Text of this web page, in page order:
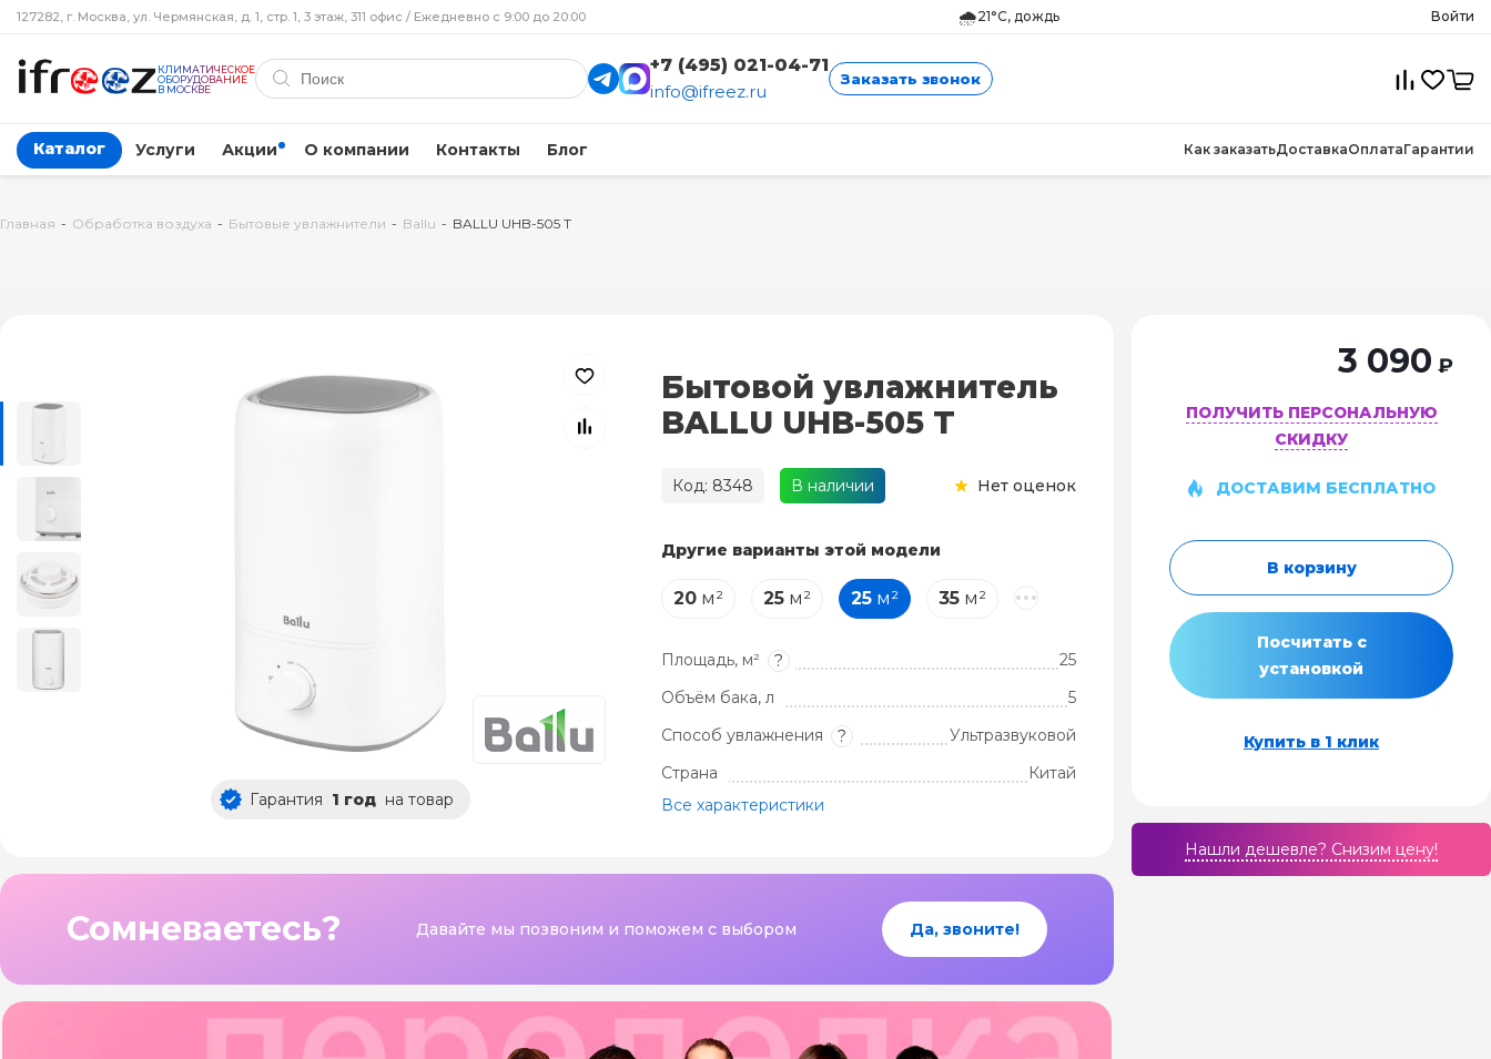
127282, г. Москва, ул. Чермянская, д. 1, стр. 1, 3 этаж, 311 офис / Ежедневно с 9:00 до 20:00 🌧️21°C, дождь Войти
КЛИМАТИЧЕСКОЕ
ОБОРУДОВАНИЕ
В МОСКВЕ
+7 (495) 021-04-71
info@ifreez.ru
Заказать звонок
Каталог Услуги Акции О компании Контакты Блог Как заказатьДоставкаОплатаГарантии
Главная - Обработка воздуха - Бытовые увлажнители - Ballu - BALLU UHB-505 T
Гарантия 1 год на товар
Бытовой увлажнитель
BALLU UHB-505 T
Код: 8348 В наличии Нет оценок
Другие варианты этой модели
20м² 25м² 25м² 35м²
Площадь, м² ?
25
Объём бака, л
5
Способ увлажнения
?
Ультразвуковой
Страна
Китай
Все характеристики
Сомневаетесь? Давайте мы позвоним и поможем с выбором Да, звоните!
3 090 ₽
ПОЛУЧИТЬ ПЕРСОНАЛЬНУЮ
СКИДКУ
ДОСТАВИМ БЕСПЛАТНО
В корзину
Посчитать с
установкой
Купить в 1 клик
Нашли дешевле? Cнизим цену!